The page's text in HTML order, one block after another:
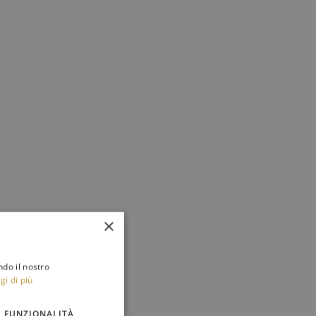
×
il nostro
di più
FUNZIONALITÀ